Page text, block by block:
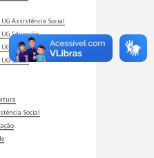
Assistência Social
Educação
Prefeitura
Saúde
Social